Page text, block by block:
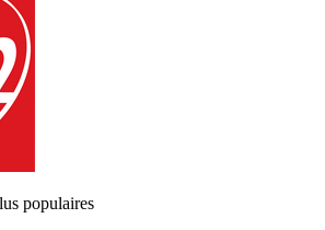
populaires